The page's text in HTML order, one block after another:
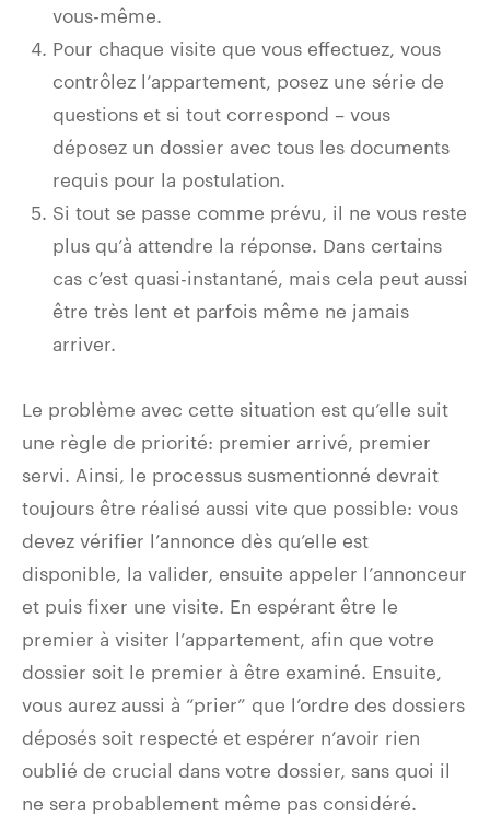
vous-même.
Pour chaque visite que vous effectuez, vous
contrôlez l’appartement, posez une série de
questions et si tout correspond – vous
déposez un dossier avec tous les documents
requis pour la postulation.
Si tout se passe comme prévu, il ne vous reste
plus qu’à attendre la réponse. Dans certains
cas c’est quasi-instantané, mais cela peut aussi
être très lent et parfois même ne jamais
arriver.
Le problème avec cette situation est qu’elle suit
une règle de priorité: premier arrivé, premier
servi. Ainsi, le processus susmentionné devrait
toujours être réalisé aussi vite que possible: vous
devez vérifier l’annonce dès qu’elle est
disponible, la valider, ensuite appeler l’annonceur
et puis fixer une visite. En espérant être le
premier à visiter l’appartement, afin que votre
dossier soit le premier à être examiné. Ensuite,
vous aurez aussi à “prier” que l’ordre des dossiers
déposés soit respecté et espérer n’avoir rien
oublié de crucial dans votre dossier, sans quoi il
ne sera probablement même pas considéré.